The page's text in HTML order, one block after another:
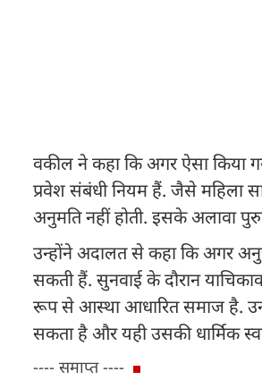
वकील ने कहा कि अगर ऐसा किया
प्रवेश संबंधी नियम हैं. जैसे महिला
अनुमति नहीं होती. इसके अलावा
उन्होंने अदालत से कहा कि अगर
सकती हैं. सुनवाई के दौरान
रूप से आस्था आधारित समाज है.
सकता है और यही उसकी धार्मिक
---- समाप्त ----